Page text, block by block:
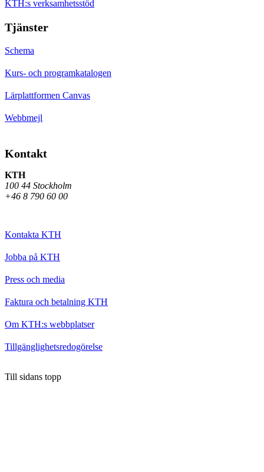
KTH:s verksamhetsstöd
Tjänster
Schema
Kurs- och programkatalogen
Lärplattformen Canvas
Webbmejl
Kontakt
KTH
100 44 Stockholm
+46 8 790 60 00
Kontakta KTH
Jobba på KTH
Press och media
Faktura och betalning KTH
Om KTH:s webbplatser
Tillgänglighetsredogörelse
Till sidans topp